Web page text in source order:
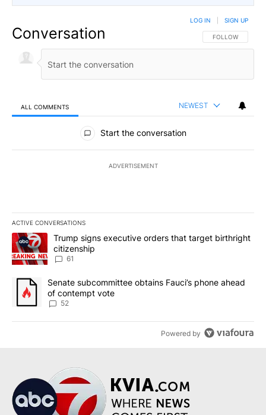
Conversation FOLLOW THIS
FOLLOW
LOG IN SIGN UP
ALL COMMENTS NEWEST
All Comments
Start the conversation
ADVERTISEMENT
ACTIVE CONVERSATIONS
The following is a list of the most commented articles in the last
A trending article titled "Trump signs executive orders that
Trump signs executive orders that target birthright
citizenship
61
A trending article titled "Senate subcommittee obtains Fauci’s
Senate subcommittee obtains Fauci’s phone ahead
of contempt vote
52
Powered by